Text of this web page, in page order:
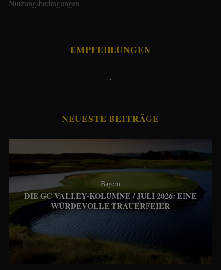
Nutzungsbedingungen
EMPFEHLUNGEN
.
NEUESTE BEITRÄGE
Bayern
DIE GC VALLEY-KOLUMNE / JULI 2026: EINE
WÜRDEVOLLE TRAUERFEIER